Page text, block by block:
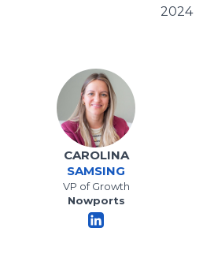
2024
CAROLINA
SAMSING
VP of Growth
Nowports